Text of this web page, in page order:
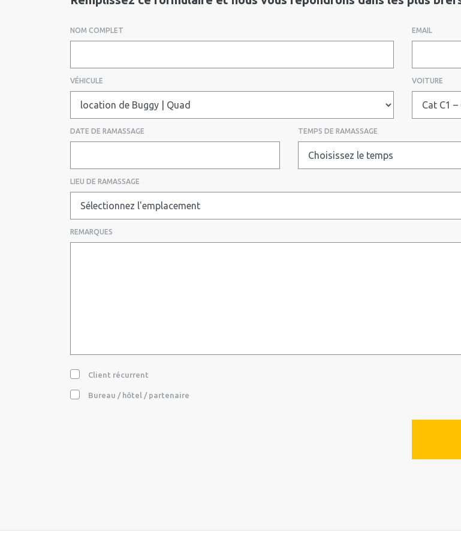
NOM COMPLET EMAIL
VÉHICULE VOITURE
DATE DE RAMASSAGE TEMPS DE RAMASSAGE
LIEU DE RAMASSAGE
REMARQUES
Client récurrent
Bureau / hôtel / partenaire